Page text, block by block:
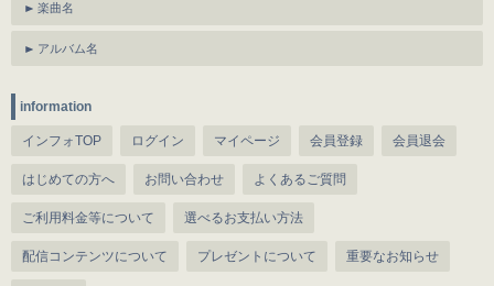
楽曲名
アルバム名
information
インフォTOP ログイン マイページ 会員登録 会員退会
はじめての方へ お問い合わせ よくあるご質問
ご利用料金等について 選べるお支払い方法
配信コンテンツについて プレゼントについて 重要なお知らせ